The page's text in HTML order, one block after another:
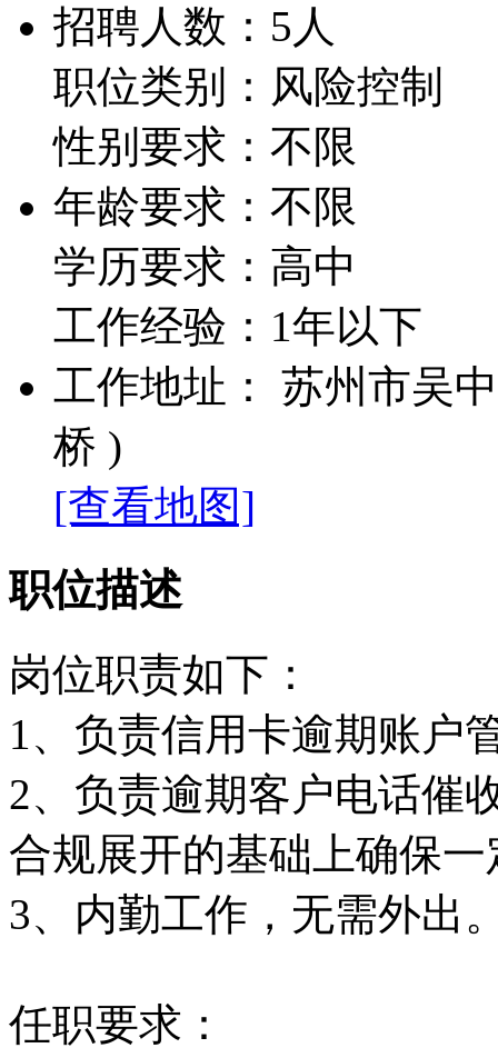
招聘人数：5人
职位类别：风险控制
性别要求：不限
年龄要求：不限
学历要求：高中
工作经验：1年以下
工作地址： 苏州市吴
桥 )
[查看地图]
职位描述
岗位职责如下：
1、负责信用卡逾期账户
2、负责逾期客户电话催
合规展开的基础上确保
3、内勤工作，无需外出
任职要求：